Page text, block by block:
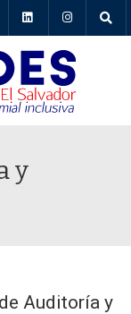
y
Auditoría y